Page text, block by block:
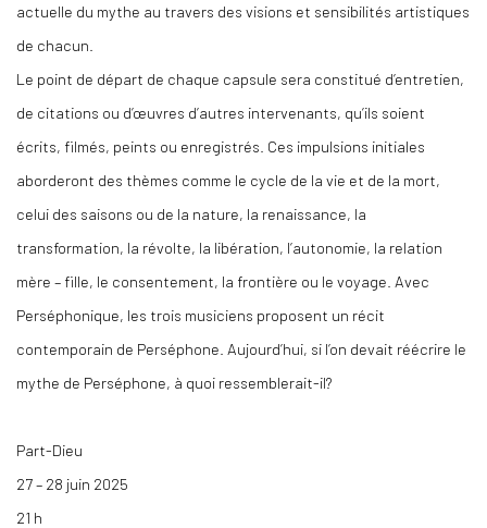
actuelle du mythe au travers des visions et sensibilités artistiques
de chacun.
Le point de départ de chaque capsule sera constitué d’entretien,
de citations ou d’œuvres d’autres intervenants, qu’ils soient
écrits, filmés, peints ou enregistrés. Ces impulsions initiales
aborderont des thèmes comme le cycle de la vie et de la mort,
celui des saisons ou de la nature, la renaissance, la
transformation, la révolte, la libération, l’autonomie, la relation
mère – fille, le consentement, la frontière ou le voyage. Avec
Perséphonique, les trois musiciens proposent un récit
contemporain de Perséphone. Aujourd’hui, si l’on devait réécrire le
mythe de Perséphone, à quoi ressemblerait-il?
Part-Dieu
27 – 28 juin 2025
21 h